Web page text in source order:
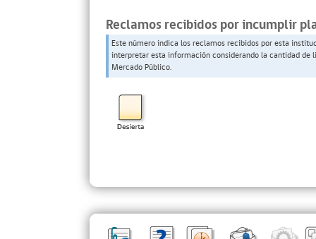
Reclamos recibidos por incumplir
Este número indica los reclamos recibidos por esta
interpretar esta información considerando la cantidad
Mercado Público.